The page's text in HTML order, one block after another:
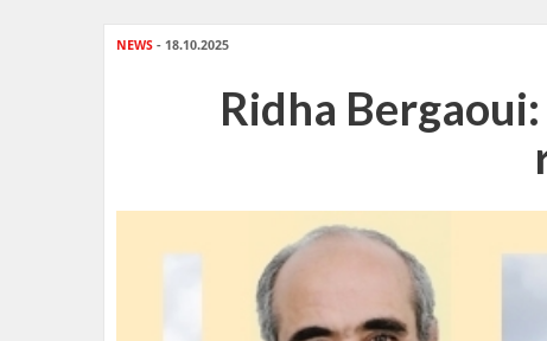
NEWS - 18.10.2025
Ridha